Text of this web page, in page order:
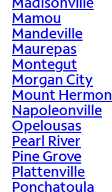
Mamou
Mandeville
Maurepas
Montegut
Morgan City
Mount Hermon
Napoleonville
Opelousas
Pearl River
Pine Grove
Plattenville
Ponchatoula